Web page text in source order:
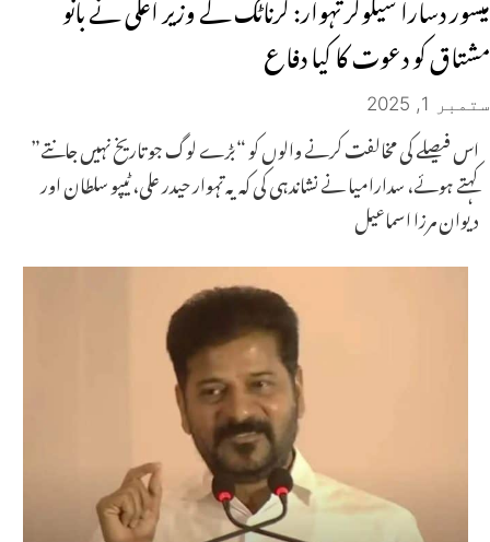
مشتاق کو دعوت کا کیا دفاع
ستمبر 1, 2025
اس فیصلے کی مخالفت کرنے والوں کو “بڑے لوگ جو تاریخ نہیں جانتے”
کہتے ہوئے، سدارامیا نے نشاندہی کی کہ یہ تہوار حیدر علی، ٹیپو سلطان اور
دیوان مرزا اسماعیل